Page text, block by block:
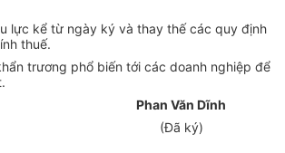
lực kể từ ngày ký và thay thế các quy định
thuế.
trương phổ biến tới các doanh nghiệp để
Phan Văn Dĩnh
(Đã ký)